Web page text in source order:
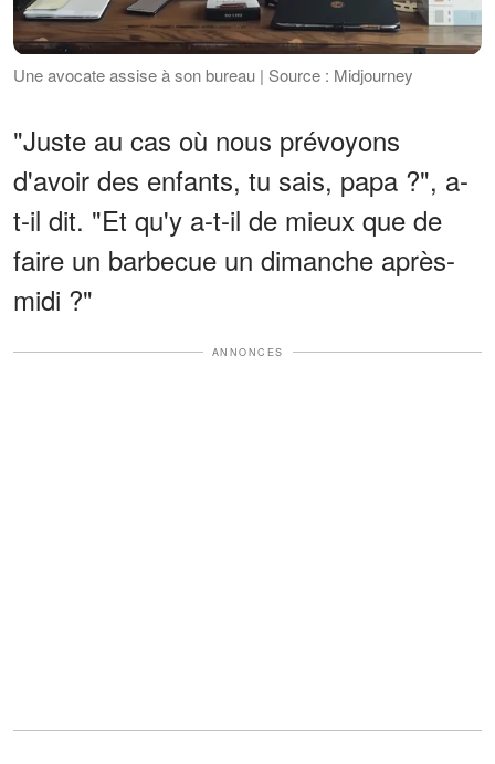
Une avocate assise à son bureau | Source : Midjourney
"Juste au cas où nous prévoyons
d'avoir des enfants, tu sais, papa ?", a-
t-il dit. "Et qu'y a-t-il de mieux que de
faire un barbecue un dimanche après-
midi ?"
ANNONCES